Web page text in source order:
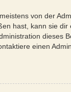
von der
hast, kann sie dir
dieses
einen